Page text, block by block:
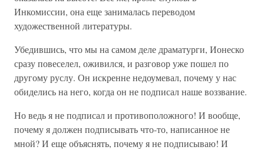
Инкомиссии, она еще занималась переводом
художественной литературы.
Убедившись, что мы на самом деле драматурги, Ионеско
сразу повеселел, оживился, и разговор уже пошел по
другому руслу. Он искренне недоумевал, почему у нас
обиделись на него, когда он не подписал наше воззвание.
Но ведь я не подписал и противоположного! И вообще,
почему я должен подписывать что-то, написанное не
мной? И еще объяснять, почему я не подписываю! И